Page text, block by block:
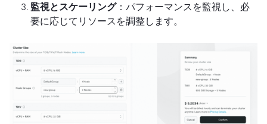
監視とスケーリング：パフォーマンスを監視し、必
要に応じてリソースを調整します。